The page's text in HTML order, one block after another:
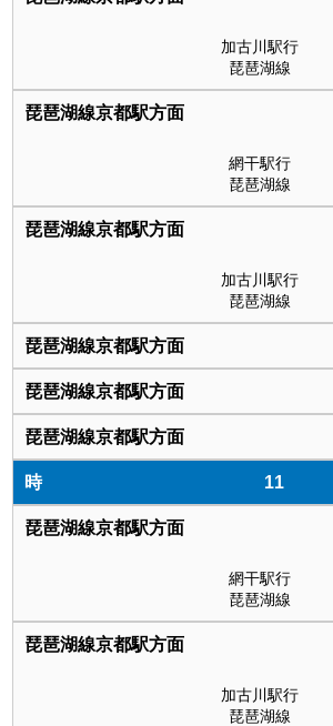
加古川駅行
琵琶湖線
網干駅行
琵琶湖線
加古川駅行
琵琶湖線
11
網干駅行
琵琶湖線
加古川駅行
琵琶湖線